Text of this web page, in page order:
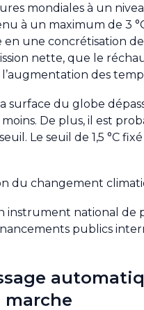
mondiales à un
à un maximum de 3
une concrétisation
nette, que le
des
du globe
De plus, il est
Le seuil de 1,5 °C
changement
instrument national de
publics